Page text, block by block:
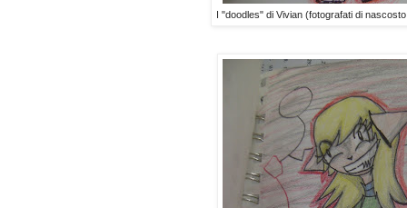
I "doodles" di Vivian (fotografati di